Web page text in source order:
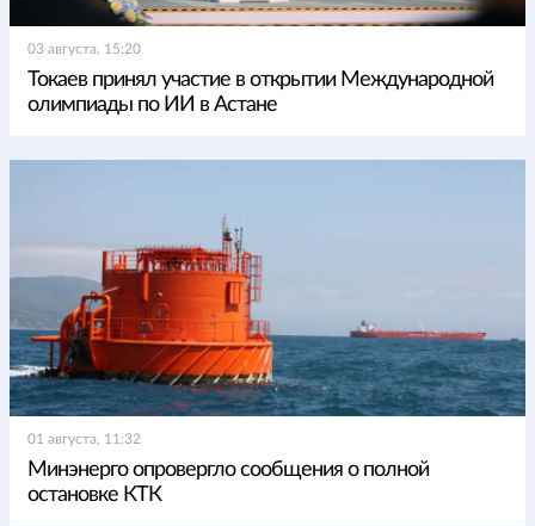
03 августа, 15:20
Токаев принял участие в открытии Международной
олимпиады по ИИ в Астане
01 августа, 11:32
Минэнерго опровергло сообщения о полной
остановке КТК